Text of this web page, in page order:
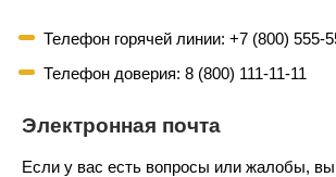
Телефон горячей линии: +7 (800) 555-
Телефон доверия: 8 (800) 111-11-11
Электронная почта
Если у вас есть вопросы или жалобы,